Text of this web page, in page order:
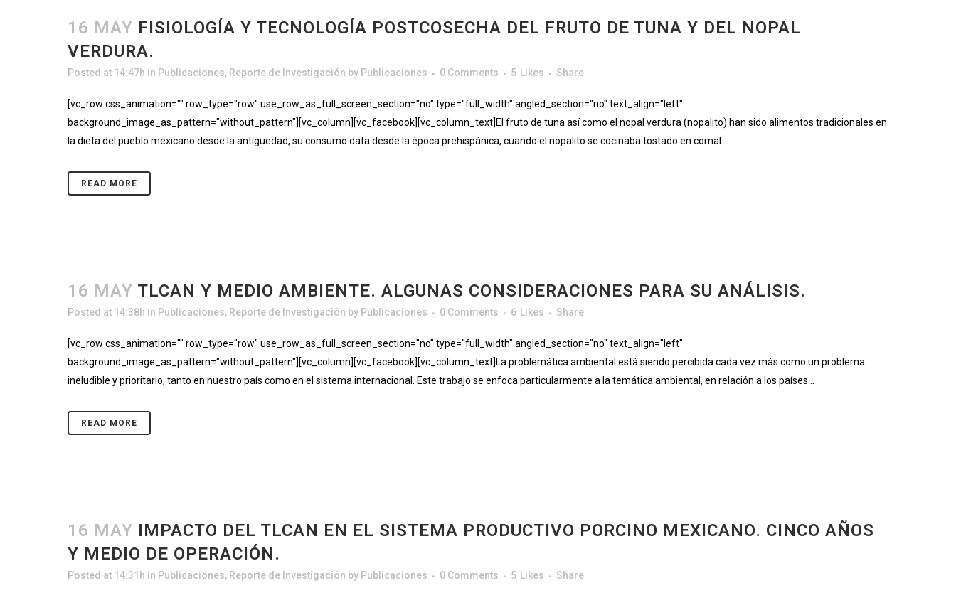
16 MAY FISIOLOGÍA Y TECNOLOGÍA POSTCOSECHA DEL FRUTO DE TUNA Y DEL NOPAL
VERDURA.
Posted at 14:47h in Publicaciones, Reporte de Investigación by Publicaciones 0 Comments 5 Likes Share
[vc_row css_animation="" row_type="row" use_row_as_full_screen_section="no" type="full_width" angled_section="no" text_align="left"
background_image_as_pattern="without_pattern"][vc_column][vc_facebook][vc_column_text]El fruto de tuna así como el nopal verdura (nopalito) han sido alimentos tradicionales en
la dieta del pueblo mexicano desde la antigüedad, su consumo data desde la época prehispánica, cuando el nopalito se cocinaba tostado en comal...
READ MORE
16 MAY TLCAN Y MEDIO AMBIENTE. ALGUNAS CONSIDERACIONES PARA SU ANÁLISIS.
Posted at 14:38h in Publicaciones, Reporte de Investigación by Publicaciones 0 Comments 6 Likes Share
[vc_row css_animation="" row_type="row" use_row_as_full_screen_section="no" type="full_width" angled_section="no" text_align="left"
background_image_as_pattern="without_pattern"][vc_column][vc_facebook][vc_column_text]La problemática ambiental está siendo percibida cada vez más como un problema
ineludible y prioritario, tanto en nuestro país como en el sistema internacional. Este trabajo se enfoca particularmente a la temática ambiental, en relación a los países...
READ MORE
16 MAY IMPACTO DEL TLCAN EN EL SISTEMA PRODUCTIVO PORCINO MEXICANO. CINCO AÑOS
Y MEDIO DE OPERACIÓN.
Posted at 14:31h in Publicaciones, Reporte de Investigación by Publicaciones 0 Comments 5 Likes Share